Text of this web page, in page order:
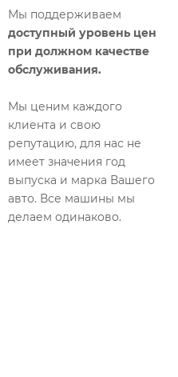
Мы поддерживаем
доступный уровень цен
при должном качестве
обслуживания.
Мы ценим каждого
клиента и свою
репутацию, для нас не
имеет значения год
выпуска и марка Вашего
авто. Все машины мы
делаем одинаково.​